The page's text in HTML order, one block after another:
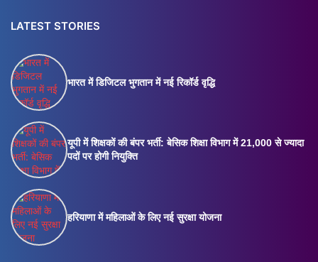
LATEST STORIES
भारत में डिजिटल भुगतान में नई रिकॉर्ड वृद्धि
यूपी में शिक्षकों की बंपर भर्ती: बेसिक शिक्षा विभाग में 21,000 से ज्यादा
पदों पर होगी नियुक्ति
हरियाणा में महिलाओं के लिए नई सुरक्षा योजना